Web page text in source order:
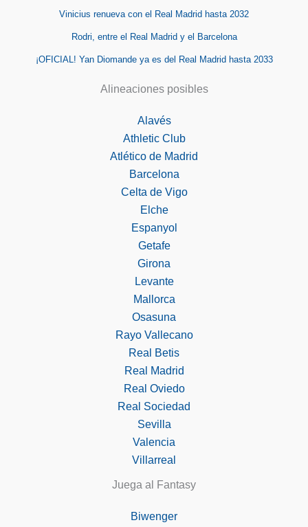
Vinicius renueva con el Real Madrid hasta 2032
Rodri, entre el Real Madrid y el Barcelona
¡OFICIAL! Yan Diomande ya es del Real Madrid hasta 2033
Alineaciones posibles
Alavés
Athletic Club
Atlético de Madrid
Barcelona
Celta de Vigo
Elche
Espanyol
Getafe
Girona
Levante
Mallorca
Osasuna
Rayo Vallecano
Real Betis
Real Madrid
Real Oviedo
Real Sociedad
Sevilla
Valencia
Villarreal
Juega al Fantasy
Biwenger